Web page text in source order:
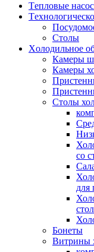
Tепловые
Столы
Xолодильное
Камеры
Камеры
Столы
со
для
Бонеты
Витрины